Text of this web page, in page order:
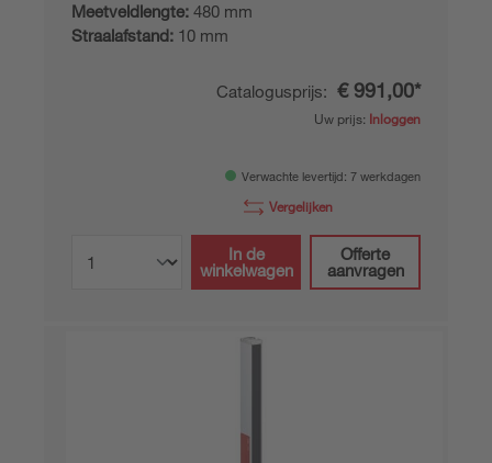
Meetveldlengte: 480 mm
Straalafstand: 10 mm
Catalogusprijs: € 991,00*
Uw prijs: Inloggen
Verwachte levertijd: 7 werkdagen
Vergelijken
In de
winkelwagen
Offerte
aanvragen